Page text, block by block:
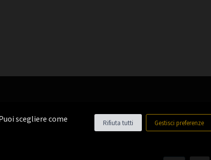
scegliere come
Rifiuta tutti Gestisci preferenze